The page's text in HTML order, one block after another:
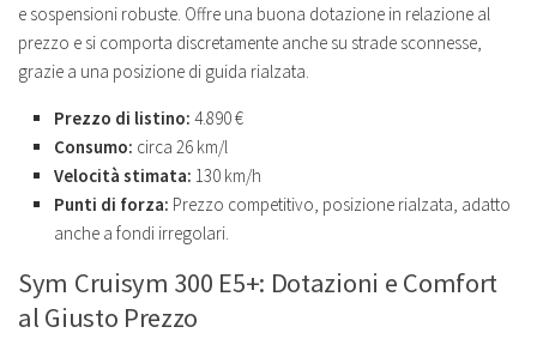
e sospensioni robuste. Offre una buona dotazione in relazione al
prezzo e si comporta discretamente anche su strade sconnesse,
grazie a una posizione di guida rialzata.
Prezzo di listino: 4.890 €
Consumo: circa 26 km/l
Velocità stimata: 130 km/h
Punti di forza: Prezzo competitivo, posizione rialzata, adatto
anche a fondi irregolari.
Sym Cruisym 300 E5+: Dotazioni e Comfort
al Giusto Prezzo